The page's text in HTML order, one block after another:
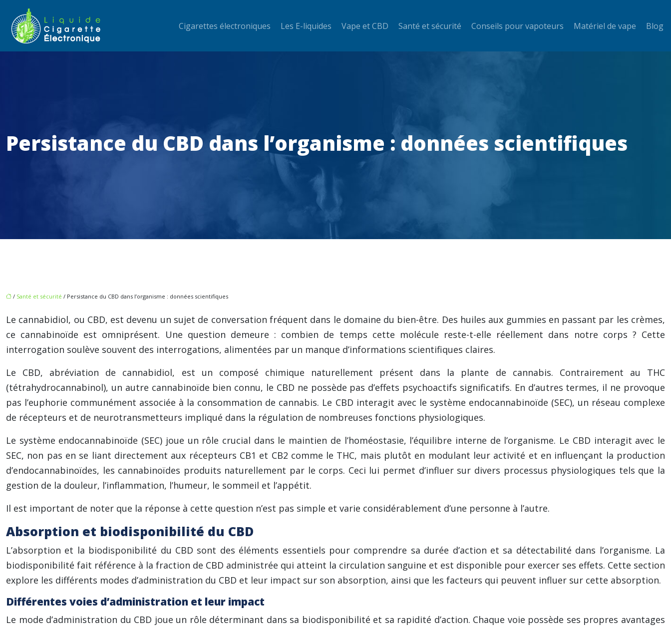
Cigarettes électroniques Les E-liquides Vape et CBD Santé et sécurité Conseils pour vapoteurs Matériel de vape Blog
Persistance du CBD dans l’organisme : données scientifiques
/ Santé et sécurité / Persistance du CBD dans l’organisme : données scientifiques
Le cannabidiol, ou CBD, est devenu un sujet de conversation fréquent dans le domaine du bien-être. Des huiles aux gummies en passant par les crèmes,
ce cannabinoïde est omniprésent. Une question demeure : combien de temps cette molécule reste-t-elle réellement dans notre corps ? Cette
interrogation soulève souvent des interrogations, alimentées par un manque d’informations scientifiques claires.
Le CBD, abréviation de cannabidiol, est un composé chimique naturellement présent dans la plante de cannabis. Contrairement au THC
(tétrahydrocannabinol), un autre cannabinoïde bien connu, le CBD ne possède pas d’effets psychoactifs significatifs. En d’autres termes, il ne provoque
pas l’euphorie communément associée à la consommation de cannabis. Le CBD interagit avec le système endocannabinoïde (SEC), un réseau complexe
de récepteurs et de neurotransmetteurs impliqué dans la régulation de nombreuses fonctions physiologiques.
Le système endocannabinoïde (SEC) joue un rôle crucial dans le maintien de l’homéostasie, l’équilibre interne de l’organisme. Le CBD interagit avec le
SEC, non pas en se liant directement aux récepteurs CB1 et CB2 comme le THC, mais plutôt en modulant leur activité et en influençant la production
d’endocannabinoïdes, les cannabinoïdes produits naturellement par le corps. Ceci lui permet d’influer sur divers processus physiologiques tels que la
gestion de la douleur, l’inflammation, l’humeur, le sommeil et l’appétit.
Il est important de noter que la réponse à cette question n’est pas simple et varie considérablement d’une personne à l’autre.
Absorption et biodisponibilité du CBD
L’absorption et la biodisponibilité du CBD sont des éléments essentiels pour comprendre sa durée d’action et sa détectabilité dans l’organisme. La
biodisponibilité fait référence à la fraction de CBD administrée qui atteint la circulation sanguine et est disponible pour exercer ses effets. Cette section
explore les différents modes d’administration du CBD et leur impact sur son absorption, ainsi que les facteurs qui peuvent influer sur cette absorption.
Différentes voies d’administration et leur impact
Le mode d’administration du CBD joue un rôle déterminant dans sa biodisponibilité et sa rapidité d’action. Chaque voie possède ses propres avantages